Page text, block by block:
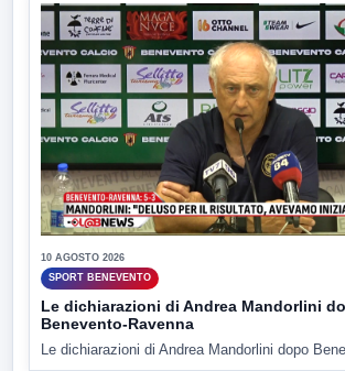
10 AGOSTO 2026
SPORT BENEVENTO
Le dichiarazioni di Andrea Mandorlini
Benevento-Ravenna
Le dichiarazioni di Andrea Mandorlini dopo